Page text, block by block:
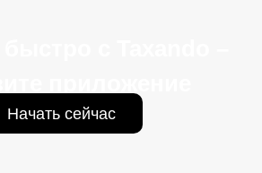
Начать сейчас